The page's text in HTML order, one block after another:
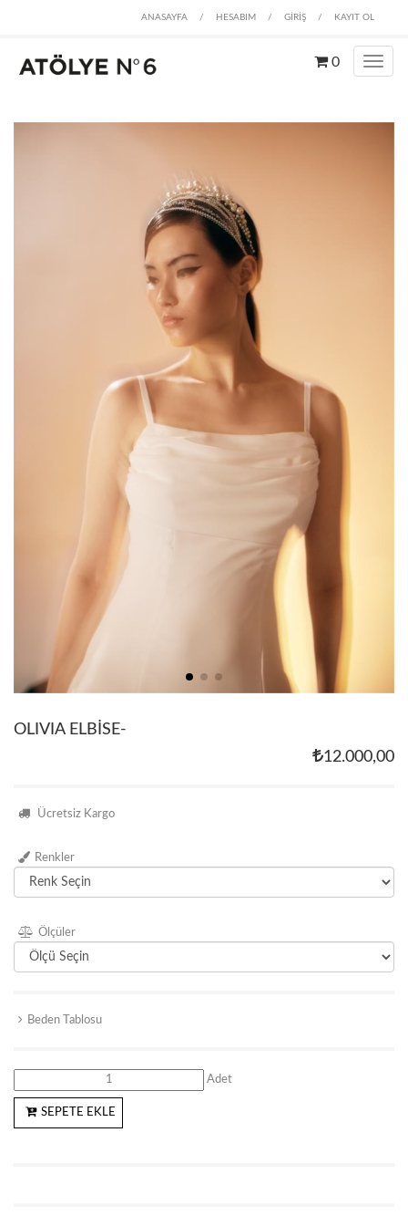
ANASAYFA / HESABIM / GİRİŞ / KAYIT OL
0
OLIVIA ELBİSE-
12.000,00
Ücretsiz Kargo
Renkler
Ölçüler
Beden Tablosu
Adet
SEPETE EKLE